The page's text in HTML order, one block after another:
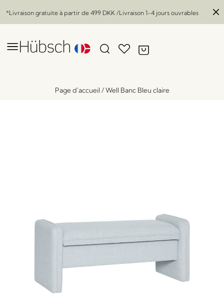
*Livraison gratuite à partir de 499 DKK /Livraison 1-4 jours ouvrables
Page d'accueil /Well Banc Bleu claire